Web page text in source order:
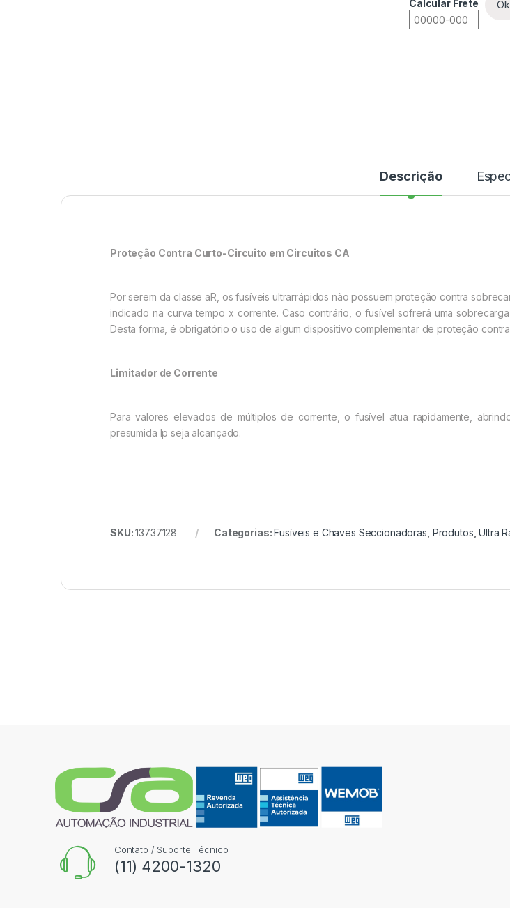
Calcular Frete Ok
Descrição
Proteção Contra Curto-Circuito em Circuitos CA
Por serem da classe aR, os fusíveis ultrarrápidos não possuem proteção contra
indicado na curva tempo x corrente. Caso contrário, o fusível sofrerá uma
Desta forma, é obrigatório o uso de algum dispositivo complementar de proteção
Limitador de Corrente
Para valores elevados de múltiplos de corrente, o fusível atua rapidamente,
presumida Ip seja alcançado.
SKU:13737128 Categorias:Fusíveis e Chaves Seccionadoras Produtos ,Ultra
Contato / Suporte Técnico
(11) 4200-1320